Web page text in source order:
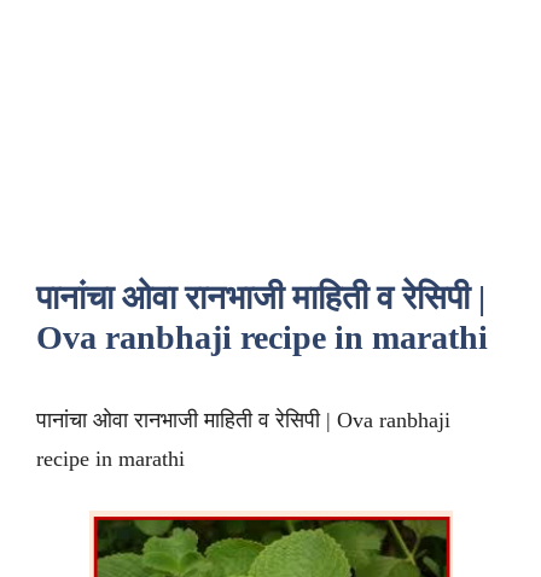
पानांचा ओवा रानभाजी माहिती व रेसिपी |
Ova ranbhaji recipe in marathi
पानांचा ओवा रानभाजी माहिती व रेसिपी | Ova ranbhaji
recipe in marathi